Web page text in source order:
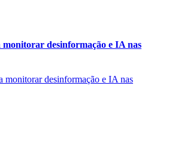
desinformação e IA nas